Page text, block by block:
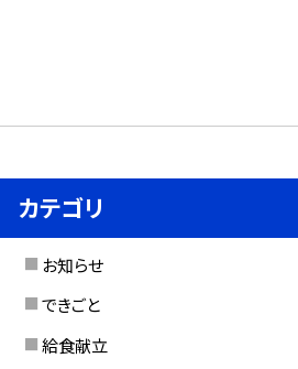
カテゴリ
お知らせ
できごと
給食献立